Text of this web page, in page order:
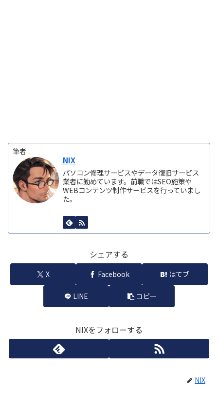
筆者
NIX
パソコン修理サービスやデータ復旧サービス
業者に勤めています。前職ではSEO施策や
WEBコンテンツ制作サービスを行っていまし
た。
シェアする
X Facebook はてブ
LINE コピー
NIXをフォローする
NIX